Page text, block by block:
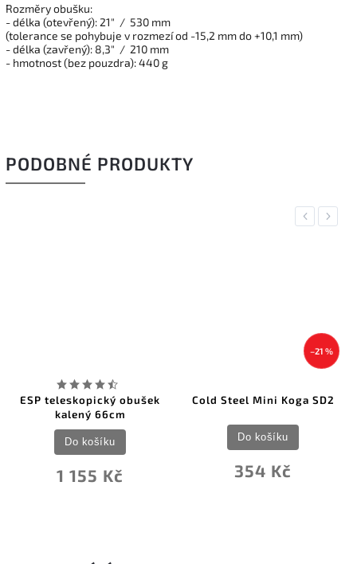
Rozměry obušku:
- délka (otevřený): 21″ / 530 mm
(tolerance se pohybuje v rozmezí od -15,2 mm do +10,1 mm)
- délka (zavřený): 8,3″ / 210 mm
- hmotnost (bez pouzdra): 440 g
PODOBNÉ PRODUKTY
Previous
ESP teleskopický obušek
kalený 66cm
1 155 Kč
Do košíku
–21 %
Cold Steel Mini Koga SD2
354 Kč
Do košíku
Next